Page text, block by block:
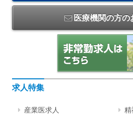
医療機関の方の
求人特集
産業医求人 精